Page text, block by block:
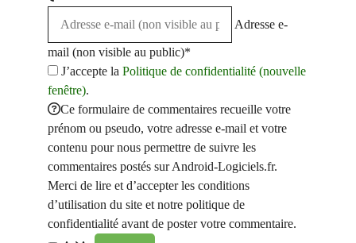
Adresse e-
mail (non visible au public)*
J’accepte la Politique de confidentialité (nouvelle
fenêtre).
Ce formulaire de commentaires recueille votre
prénom ou pseudo, votre adresse e-mail et votre
contenu pour nous permettre de suivre les
commentaires postés sur Android-Logiciels.fr.
Merci de lire et d’accepter les conditions
d’utilisation du site et notre politique de
confidentialité avant de poster votre commentaire.